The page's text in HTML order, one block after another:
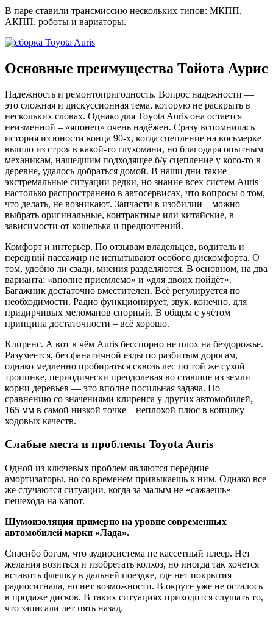
В паре ставили трансмиссию нескольких типов: МКПП,
АКПП, роботы и вариаторы.
Основные преимущества Тойота Аурис
Надежность и ремонтопригодность. Вопрос надежности —
это сложная и дискуссионная тема, которую не раскрыть в
нескольких словах. Однако для Toyota Auris она остается
неизменной – «японец» очень надёжен. Сразу вспомнилась
история из юности конца 90-х, когда сцепление на восьмерке
вышло из строя в какой-то глухомани, но благодаря опытным
механикам, нашедшим подходящее б/у сцепление у кого-то в
деревне, удалось добраться домой. В наши дни такие
экстремальные ситуации редки, но знание всех систем Auris
настолько распространено в автосервисах, что вопросы о том,
что делать, не возникают. Запчасти в изобилии – можно
выбрать оригинальные, контрактные или китайские, в
зависимости от кошелька и предпочтений.
Комфорт и интерьер. По отзывам владельцев, водитель и
передний пассажир не испытывают особого дискомфорта. О
том, удобно ли сзади, мнения разделяются. В основном, на два
варианта: «вполне приемлемо» и «для двоих пойдёт».
Багажник достаточно вместителен. Всё регулируется по
необходимости. Радио функционирует, звук, конечно, для
придирчивых меломанов спорный. В общем с учётом
принципа достаточности – всё хорошо.
Клиренс. А вот в чём Auris бесспорно не плох на бездорожье.
Разумеется, без фанатичной езды по разбитым дорогам,
однако медленно пробираться сквозь лес по той же сухой
тропинке, периодически преодолевая во ставшие из земли
корни деревьев — это вполне посильная задача. По
сравнению со значениями клиренса у других автомобилей,
165 мм в самой низкой точке – неплохой плюс в копилку
ходовых качеств.
Слабые места и проблемы Toyota Auris
Одной из ключевых проблем являются передние
амортизаторы, но со временем привыкаешь к ним. Однако все
же случаются ситуации, когда за малым не «сажаешь»
пешехода на капот.
Шумоизоляция примерно на уровне современных
автомобилей марки «Лада».
Спасибо богам, что аудиосистема не кассетный плеер. Нет
желания возиться и изобретать колхоз, но иногда так хочется
вставить флешку в дальней поездке, где нет покрытия
радиосигнала, но нет возможности. В округе уже не осталось
в продаже дисков. В таких ситуациях приходится слушать то,
что записали лет пять назад.